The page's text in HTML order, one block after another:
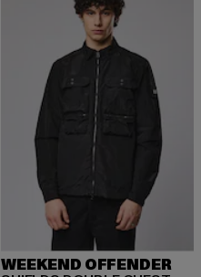
WEEKEND OFFENDER